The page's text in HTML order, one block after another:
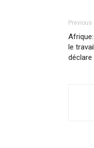
Previous
le
déclare